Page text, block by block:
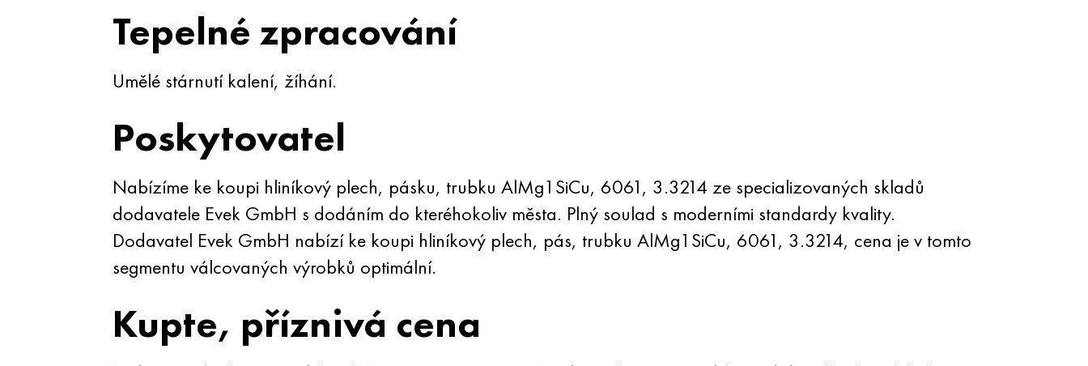
Tepelné zpracování
Umělé stárnutí kalení, žíhání.
Poskytovatel
Nabízíme ke koupi hliníkový plech, pásku, trubku AlMg1SiCu, 6061, 3.3214 ze specializovaných skladů
dodavatele Evek GmbH s dodáním do kteréhokoliv města. Plný soulad s moderními standardy kvality.
Dodavatel Evek GmbH nabízí ke koupi hliníkový plech, pás, trubku AlMg1SiCu, 6061, 3.3214, cena je v tomto
segmentu válcovaných výrobků optimální.
Kupte, příznivá cena